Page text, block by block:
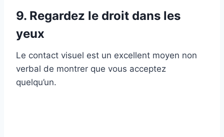
9. Regardez le droit dans les
yeux
Le contact visuel est un excellent moyen non
verbal de montrer que vous acceptez
quelqu’un.